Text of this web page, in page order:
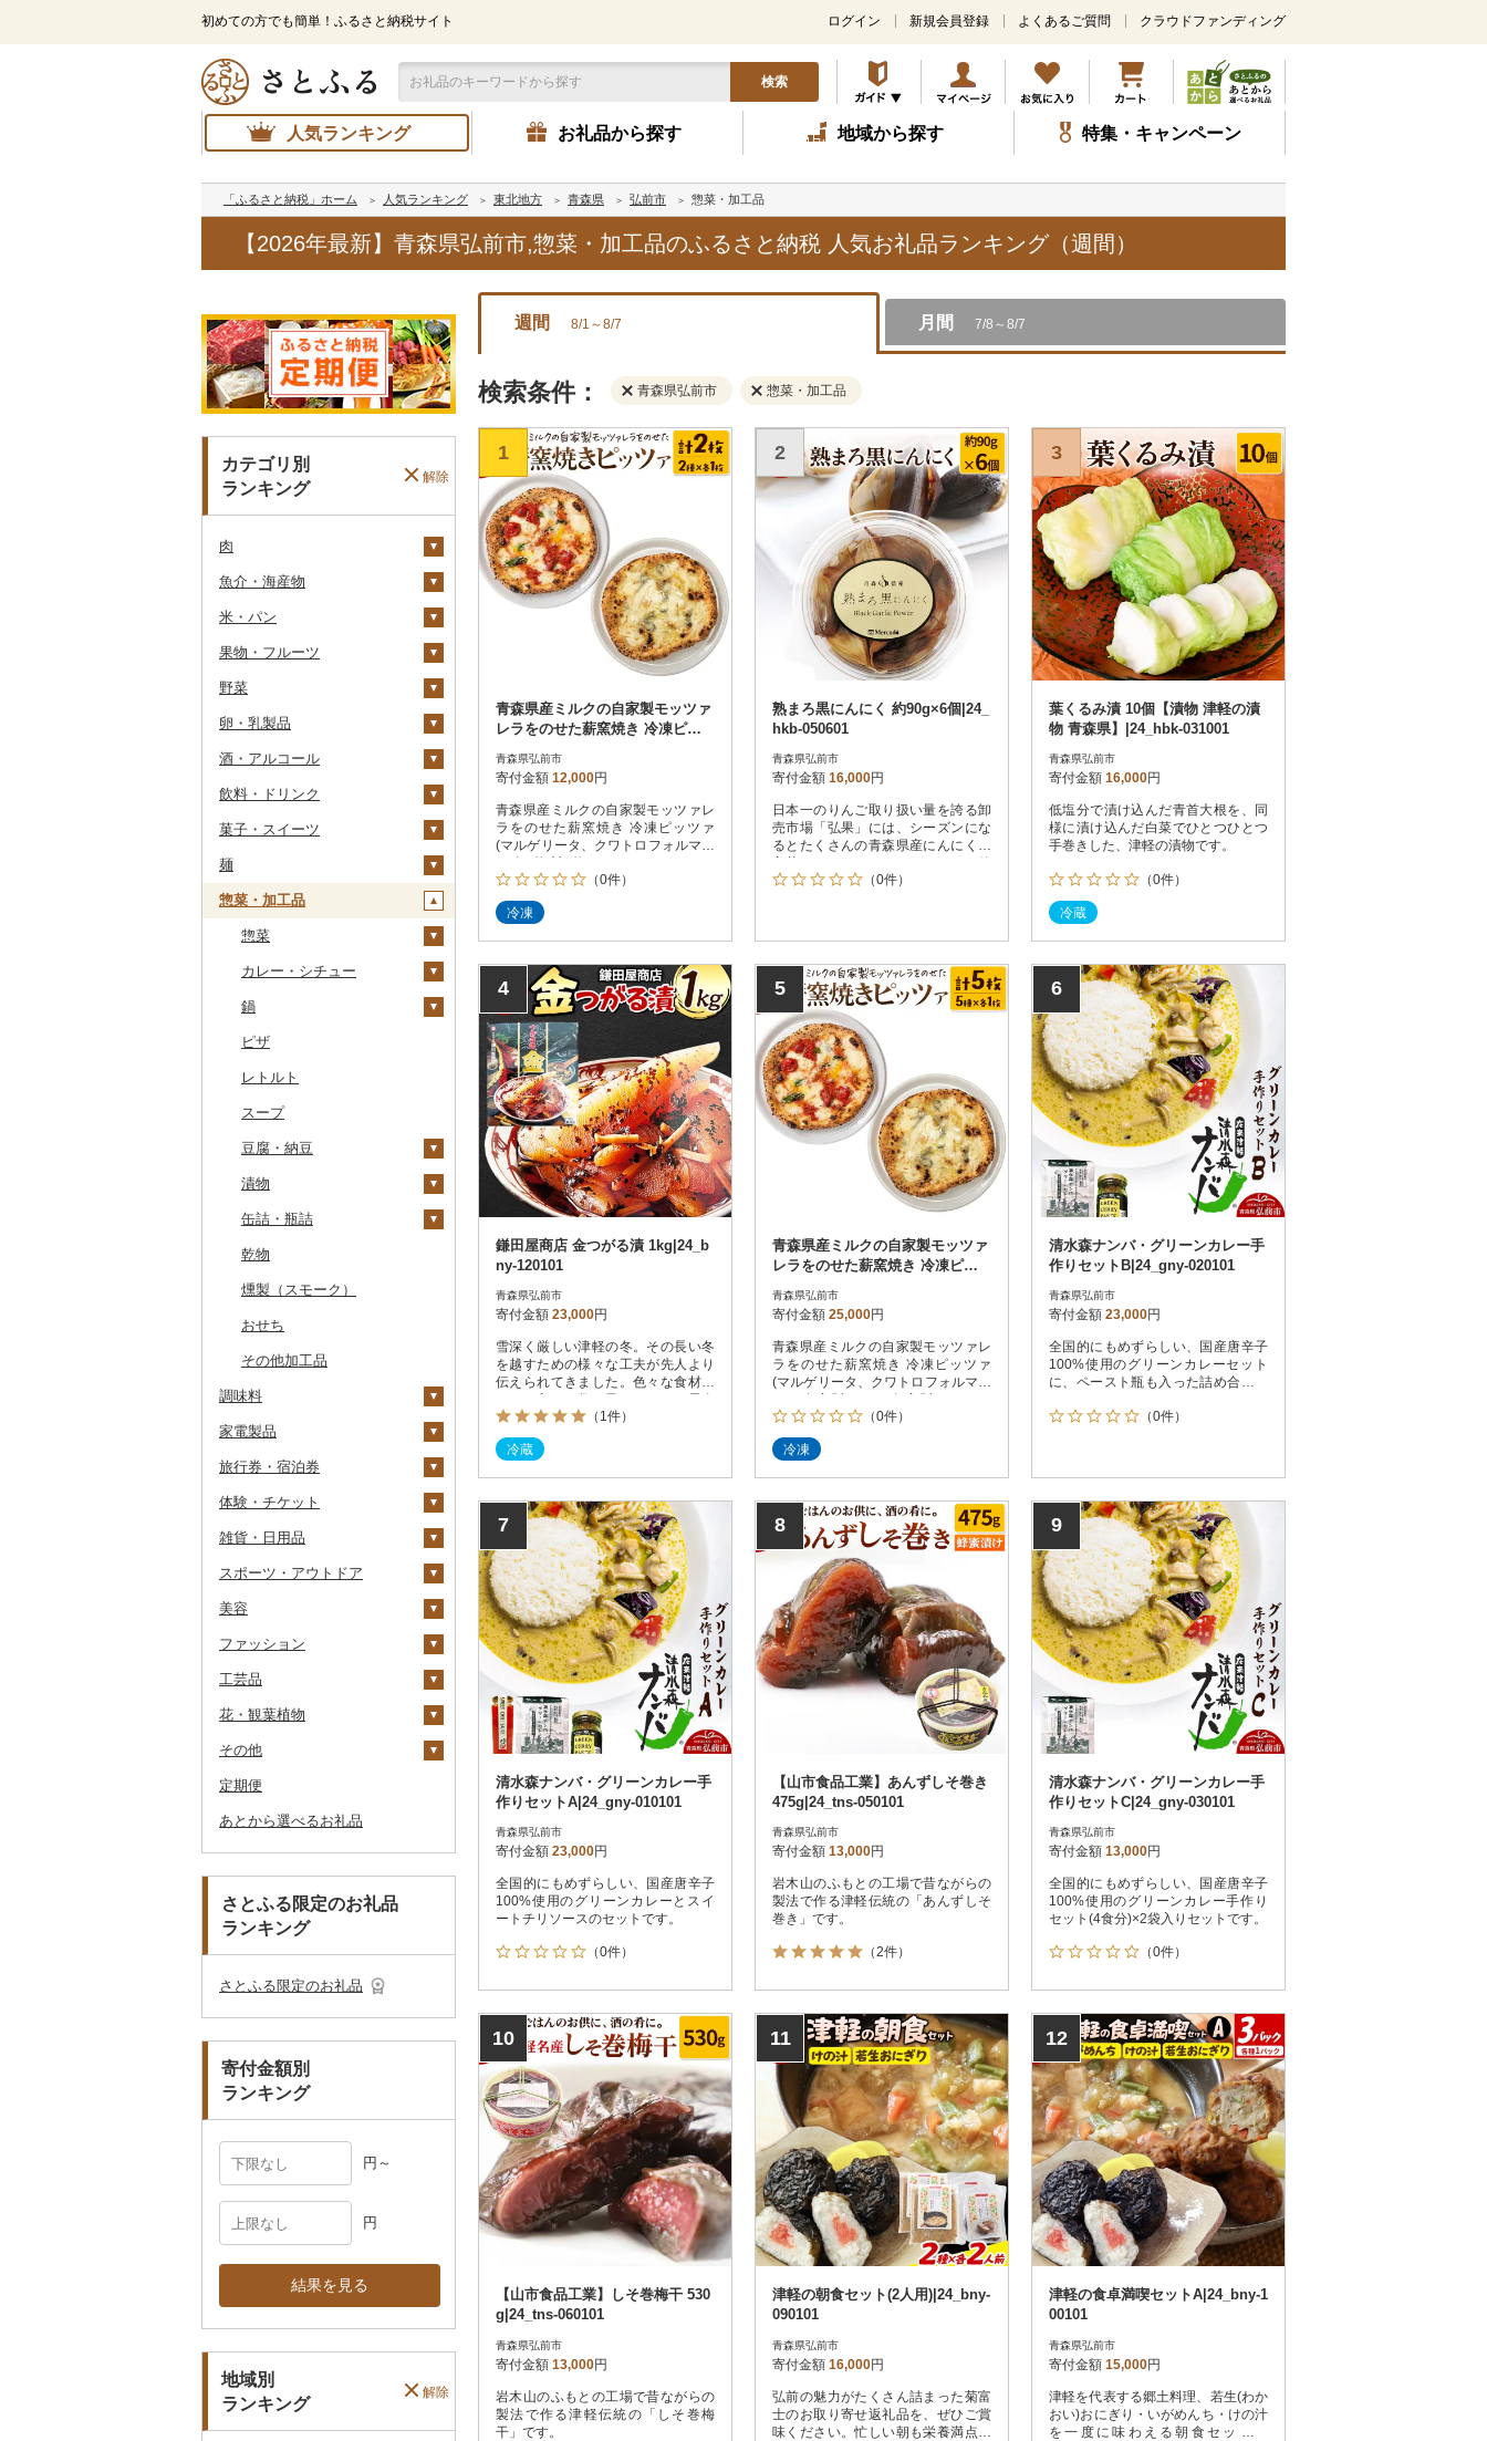
初めての方でも簡単！ふるさと納税サイト
メ
ン
コ
ン
テ
ツ
ッ
プ
ログイン 新規会員登録 よくあるご質問 クラウドファンディング
検索
人気ランキング お礼品から探す 地域から探す 特集・キャンペーン
「ふるさと納税」ホーム 人気ランキング 東北地方 青森県 弘前市 惣菜・加工品
【2026年最新】青森県弘前市,惣菜・加工品のふるさと納税 人気お礼品ランキング（週間）
カテゴリ別
ランキング
解除
肉
牛肉（精肉）
ステーキ
すき焼き
焼肉
牛タン
和牛
黒毛和牛
仙台牛
米沢牛
山形牛
上州牛
飛騨牛
近江牛
神戸牛・神戸ビーフ
但馬牛
土佐あかうし
佐賀牛
長崎和牛
あか牛
宮崎牛
その他牛肉（精肉）
牛肉（加工品）
ハンバーグ
ローストビーフ
ビーフジャーキー
その他牛肉（加工品）
豚肉（精肉）
すき焼き
しゃぶしゃぶ
焼肉
アグー豚
豚肉（加工品）
ハンバーグ
もつ鍋
ハム
ソーセージ・ウインナ
ベーコン・サラミ
その他豚肉（加工品）
鶏肉
鶏肉（精肉）
ハム・ソーセージ
唐揚げ
水炊き
地鶏
赤鶏さつま
鹿肉
馬肉
羊肉・ラム肉（ジンギス
鴨肉
猪肉
魚介・海産物
カニ
ズワイガニ
毛ガニ
かにしゃぶ
その他カニ
エビ
ボタンエビ
伊勢海老
その他エビ
いくら
うに
明太子・たらこ
明太子
たらこ
その他魚卵
数の子
キャビア
その他魚卵
貝
鮑（アワビ）
牡蠣（カキ）
あさり
サザエ
はまぐり
その他貝
鮮魚
鮭・サーモン
マグロ
カツオ
金目鯛
クエ
くじら
サバ
さんま
鯛
のどぐろ
ふぐ
ブリ
ほっけ
その他鮮魚
イカ・タコ
イカ
海苔・海藻
わかめ
ひじき
その他海苔・海藻
干物
ししゃも
その他干物
その他魚介・加工品
しらす・ちりめん
かまぼこ・練り製品
その他魚介・加工品
米・パン
米
無洗米
玄米
金芽米
ゆめぴりか
コシヒカリ
はえぬき
さがびより
ひとめぼれ
ミルキークィーン
ななつぼし
その他米
雑穀
餅
その他穀物加工品
パン
果物・フルーツ
ぶどう・マスカット
巨峰
ナガノパープル
ピオーネ
デラウェア
その他ぶどう・マスカ
ット
いちご
りんご
もも
メロン
梨
和梨
洋梨・ラフランス
マンゴー
みかん・柑橘
レモン
不知火・デコポン
せとか
文旦
まどんな
ポンカン
その他柑橘
すいか
キウイ
柿（カキ）
ドライフルーツ
干し柿
干し芋
その他ドライフルーツ
その他果物
びわ
ブルーベリー
パイナップル
栗
その他果物
野菜
いも
じゃがいも
さつまいも
その他いも
トマト
フルーツトマト
ミニトマト
玉ねぎ
ねぎ
根菜
人参
大根
レンコン
にんにく・生姜
その他根菜
アスパラガス
豆
きのこ
しいたけ
松茸
その他きのこ
その他野菜
山菜
かぼちゃ
茄子
レタス
その他野菜
卵・乳製品
卵
チーズ
ヨーグルト
バター
その他乳製品
酒・アルコール
ビール・発泡酒
ビール
地ビール・クラフトビ
ール
日本酒
純米吟醸
大吟醸
吟醸
芋焼酎
麦焼酎
米焼酎
その他焼酎
梅酒
泡盛
ワイン
赤ワイン
シャンパン・スパーク
ウイスキー
リキュール・洋酒
甘酒
ノンアルコール
その他酒
飲料・ドリンク
水・ミネラルウォーター
飲料
コーヒー豆
粉
茶
飲料
茶葉・ティーバッグ
足柄茶
知覧茶
八女茶
その他茶
果汁飲料
りんごジュース
紅茶
茶葉・ティーバッグ
その他飲料・ジュース
野菜ジュース
炭酸飲料
豆乳
その他飲料・ジュース
菓子・スイーツ
クッキー
焼き菓子
プリン
ゼリー
チョコレート
カステラ
アイス・ジェラート
その他洋菓子
煎餅・おかき
羊羹
饅頭
大福
その他和菓子
麺
ラーメン
うどん
そば
パスタ
ひやむぎ
そうめん
その他麺
惣菜・加工品
惣菜
餃子
コロッケ
その他惣菜
カレー・シチュー
シチュー
鍋
肉
魚
その他鍋
ピザ
レトルト
スープ
豆腐・納豆
豆腐
納豆
漬物
梅干
キムチ
その他漬物
缶詰・瓶詰
肉
魚
果物
ジャム
その他缶詰・瓶詰
乾物
燻製（スモーク）
おせち
その他加工品
調味料
砂糖
塩
醤油
味噌
酢
だし
食用油
オリーブオイル
ごま油
はちみつ
ドレッシング
その他調味料
ケチャップ
こしょう
その他調味料
家電製品
季節・空調家電
キッチン家電
照明器具
パソコン・周辺機器
TV・オーディオ・カメラ
美容・健康家電
カー用品
時計
その他家電
旅行券・宿泊券
旅行券
JTBふるさと旅行クー
その他旅行券
宿泊券
体験・チケット
PayPay商品券
食事券
温泉・サウナ・スパ利用
券
GDOふるさとゴルフ
プレークーポン
その他のゴルフプレー
花火大会チケット
カタログギフト
雑貨・日用品
家具・インテリア
机・テーブル
その他家具・インテリ
寝具
布団
毛布
タオルケット
タオル
その他タオル
文房具・印鑑
ボールペン
ノート・ファイル
その他文房具
食器
グラス・カップ
箸
スプーン・フォーク・
ナイフ
皿・椀
その他食器
キッチン用品
フライパン
鍋
まな板
土鍋
日用品
洗剤
トイレットペーパー
ティッシュ
その他日用品
楽器・器材
本・CD・DVD
おもちゃ・ぬいぐるみ
ご当地キャラクター
ペット用品
その他雑貨
スポーツ・アウトドア
ゴルフ
ゴルフボール
ゴルフウェア
その他ゴルフ
釣り
サイクリング
アウトドア・キャンプ
その他スポーツ
その他スポーツ
美容
スキンケア
洗顔
その他スキンケア
シャンプー・リンス
石鹸・ボディーソープ
入浴剤
アロマ
プロテイン
その他美容
ファッション
鞄・バッグ
トートバッグ・ショル
ツケース
その他鞄・バッグ
洋服
女性・レディース
子供・ベビー
その他洋服
和服
靴・履物
靴・シューズ
スリッパ・下駄・草履
その他靴・履物
アクセサリー
ペンダント・ネックレ
ス
ピアス・イヤリング
その他アクセサリー
その他服飾小物
ショール・ストール
マフラー・手袋
工芸品
織物
本場奄美大島紬
陶器・漆器
唐津焼
備前焼
美濃焼
村上木彫堆朱
その他装飾品・工芸品
数珠
工芸品
播州そろばん
美濃和紙
花・観葉植物
観葉植物・苗木
花
胡蝶蘭
造花・プリザーブドフ
ラワー
その他花
盆栽・その他
その他
地域サービス
その他
定期便
あとから選べるお礼品
さとふる限定のお礼品
ランキング
さとふる限定のお礼品
寄付金額別
ランキング
円～
円
結果を見る
地域別
ランキング
解除
週間 8/1～8/7 月間 7/8～8/7
検索条件： 青森県弘前市 惣菜・加工品
1
青森県産ミルクの自家製モッツァ
レラをのせた薪窯焼き 冷凍ピッ
ツァ 2種|24_pzm-070201
青森県弘前市
寄付金額 12,000円
青森県産ミルクの自家製モッツァレ
ラをのせた薪窯焼き 冷凍ピッツァ
(マルゲリータ、クワトロフォルマッ
（0件）
冷凍
2
熟まろ黒にんにく 約90g×6個|24_
hkb-050601
青森県弘前市
寄付金額 16,000円
日本一のりんご取り扱い量を誇る卸
売市場「弘果」には、シーズンにな
るとたくさんの青森県産にんにくが
い自社製造した「熟まろ黒にんに
（0件）
3
葉くるみ漬 10個【漬物 津軽の漬
物 青森県】|24_hbk-031001
青森県弘前市
寄付金額 16,000円
低塩分で漬け込んだ青首大根を、同
様に漬け込んだ白菜でひとつひとつ
手巻きした、津軽の漬物です。
（0件）
冷蔵
4
鎌田屋商店 金つがる漬 1kg|24_b
ny-120101
青森県弘前市
寄付金額 23,000円
雪深く厳しい津軽の冬。その長い冬
を越すための様々な工夫が先人より
伝えられてきました。色々な食材を
などを加えて醤油を注ぎ漬けてお
き、数日してからおかずとして食す
る。金つがる漬もまた、こうした素
て生み出されたものです。
（1件）
冷蔵
5
青森県産ミルクの自家製モッツァ
レラをのせた薪窯焼き 冷凍ピッ
青森県弘前市
寄付金額 25,000円
青森県産ミルクの自家製モッツァレ
ラをのせた薪窯焼き 冷凍ピッツァ
(マルゲリータ、クワトロフォルマッ
ジ、自家製スモークサーモン 各1枚)
計5枚
（0件）
冷凍
6
清水森ナンバ・グリーンカレー手
作りセットB|24_gny-020101
青森県弘前市
寄付金額 23,000円
全国的にもめずらしい、国産唐辛子
100%使用のグリーンカレーセット
に、ペースト瓶も入った詰め合わせ
（0件）
7
清水森ナンバ・グリーンカレー手
作りセットA|24_gny-010101
青森県弘前市
寄付金額 23,000円
全国的にもめずらしい、国産唐辛子
100%使用のグリーンカレーとスイ
ートチリソースのセットです。
（0件）
8
【山市食品工業】あんずしそ巻き
475g|24_tns-050101
青森県弘前市
寄付金額 13,000円
岩木山のふもとの工場で昔ながらの
製法で作る津軽伝統の「あんずしそ
巻き」です。
（2件）
9
清水森ナンバ・グリーンカレー手
作りセットC|24_gny-030101
青森県弘前市
寄付金額 13,000円
全国的にもめずらしい、国産唐辛子
100%使用のグリーンカレー手作り
セット(4食分)×2袋入りセットです。
（0件）
10
【山市食品工業】しそ巻梅干 530
g|24_tns-060101
青森県弘前市
寄付金額 13,000円
岩木山のふもとの工場で昔ながらの
製法で作る津軽伝統の「しそ巻梅
干」です。
11
津軽の朝食セット(2人用)|24_bny-
090101
青森県弘前市
寄付金額 16,000円
弘前の魅力がたくさん詰まった菊富
士のお取り寄せ返礼品を、ぜひご賞
味ください。忙しい朝も栄養満点の
12
津軽の食卓満喫セットA|24_bny-1
00101
青森県弘前市
寄付金額 15,000円
津軽を代表する郷土料理、若生(わか
おい)おにぎり・いがめんち・けの汁
を一度に味わえる朝食セットで